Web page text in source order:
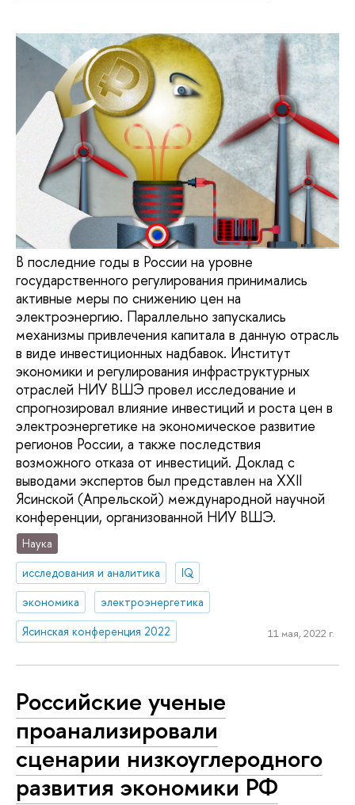
В последние годы в России на уровне
государственного регулирования принимались
активные меры по снижению цен на
электроэнергию. Параллельно запускались
механизмы привлечения капитала в данную отрасль
в виде инвестиционных надбавок. Институт
экономики и регулирования инфраструктурных
отраслей НИУ ВШЭ провел исследование и
спрогнозировал влияние инвестиций и роста цен в
электроэнергетике на экономическое развитие
регионов России, а также последствия
возможного отказа от инвестиций. Доклад с
выводами экспертов был представлен на XXII
Ясинской (Апрельской) международной научной
конференции, организованной НИУ ВШЭ.
Наука
исследования и аналитика
IQ
экономика
электроэнергетика
Ясинская конференция 2022
11 мая, 2022 г.
Российские ученые
проанализировали
сценарии низкоуглеродного
развития экономики РФ